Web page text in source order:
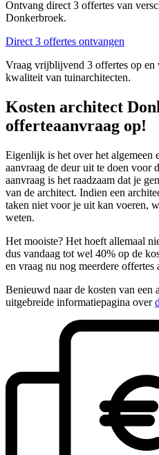
Ontvang direct 3 offertes van
Donkerbroek.
Direct 3 offertes ontvangen
Vraag vrijblijvend 3 offertes op en
kwaliteit van tuinarchitecten.
Kosten architect
offerteaanvraag op!
Eigenlijk is het over het algemeen
aanvraag de deur uit te doen voor
aanvraag is het raadzaam dat je
van de architect. Indien een
taken niet voor je uit kan voeren,
weten.
Het mooiste? Het hoeft allemaal
dus vandaag tot wel 40% op de
en vraag nu nog meerdere offertes
Benieuwd naar de kosten van een
uitgebreide informatiepagina over